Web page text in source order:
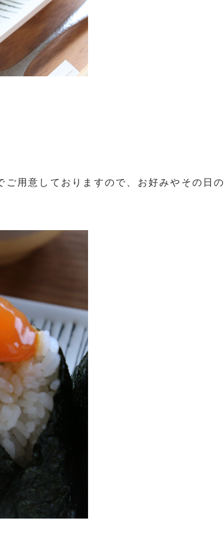
用意しておりますので、お好みやその日の